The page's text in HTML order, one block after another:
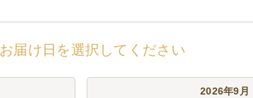
お届け日を選択してください
2026年9月